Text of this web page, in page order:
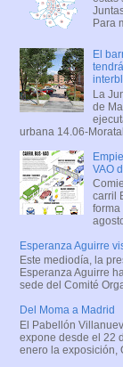
Para
El
La
de
urbana 14.06-
VAO
carril
forma
Esperanza Aguirre
Este mediodía, la
Esperanza Aguirre
sede del Comité
Del Moma a Madrid
El Pabellón
expone desde el 22
enero la exposición,